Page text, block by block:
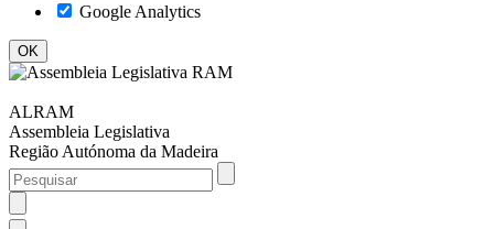
Google Analytics
ALRAM
Assembleia Legislativa
Região Autónoma da Madeira